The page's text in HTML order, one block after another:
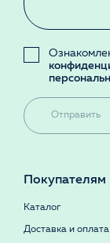
Отправить
Покупателям
Каталог
Доставка и оплата